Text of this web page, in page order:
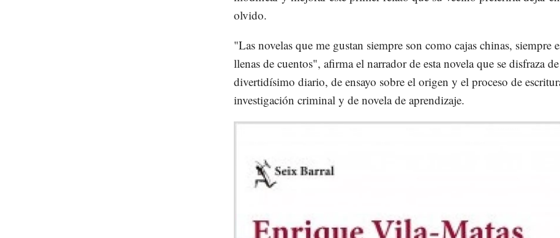
olvido.
"Las novelas que me gustan siempre son como cajas chinas, siempre
llenas de cuentos", afirma el narrador de esta novela que se disfraza de
divertidísimo diario, de ensayo sobre el origen y el proceso de
investigación criminal y de novela de aprendizaje.